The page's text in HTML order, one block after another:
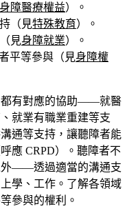
身障醫療權益）。
（見特殊教育）。
見身障就業）。
平等參與（見身障權
都有對應的協助——就醫
就業有職業重建等支
通等支持，讓聽障者能
應 CRPD）。聽障者不
外——透過適當的溝通支
學、工作。了解各領域
參與的權利。